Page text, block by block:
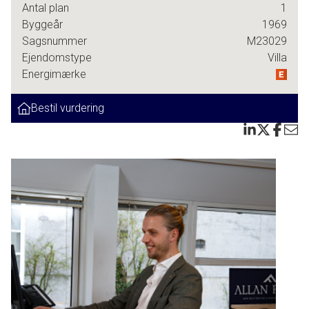
Skulle I få brug for et ekstra badeværelse, er der gode
muligheder for at omdanne toilettet til netop det.
Det store spisekøkken er husets hjerte, hvor I kan nyde
gode måltider og samvær med familie og venner. Stuen er
rummelig og hyggelig med direkte adgang til en skøn
havestue, der forlænger sommeren og giver jer et dejligt
uderum, hvor I kan nyde udsigten til den nemme og solrige
Desuden er der gulvvarme i badeværelset, mellemgangen,
toilettet og bryggers.
I har gåafstand til Revlen og badestranden, hvilket gør det
nemt at tage en dukkert eller en frisk gåtur ved vandet. Den
kommende Rema 1000 ligger også lige rundt om hjørnet,
så indkøbene bliver lette og hurtige.
Antal plan
1
Byggeår
1969
Sagsnummer
M23029
Ejendomstype
Villa
Energimærke
Bestil vurdering